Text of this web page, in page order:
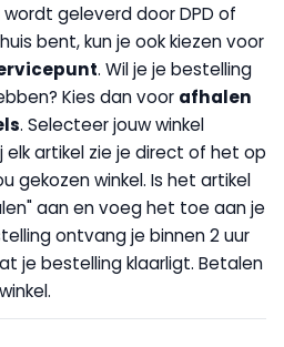
geleverd door DPD of
bent, kun je ook kiezen voor
. Wil je je bestelling
Kies dan voor afhalen
. Selecteer jouw winkel
elk artikel zie je direct of het op
gekozen winkel. Is het artikel
aan en voeg het toe aan je
ontvang je binnen 2 uur
je bestelling klaarligt. Betalen